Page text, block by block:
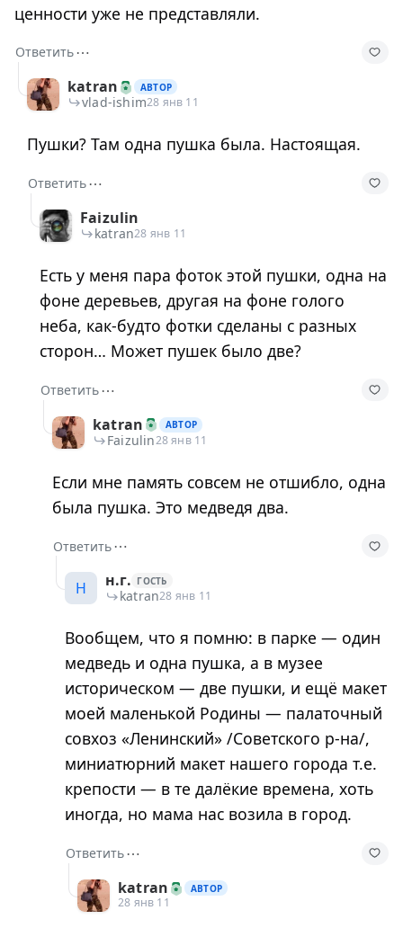
ценности уже не представляли.
Ответить⋯
katran
АВТОР
vlad-ishim28 янв 11
Пушки? Там одна пушка была. Настоящая.
Ответить⋯
Faizulin
katran28 янв 11
Есть у меня пара фоток этой пушки, одна на
фоне деревьев, другая на фоне голого
неба, как-будто фотки сделаны с разных
сторон… Может пушек было две?
Ответить⋯
katran
АВТОР
Faizulin28 янв 11
Если мне память совсем не отшибло, одна
была пушка. Это медведя два.
Ответить⋯
Н н.г. ГОСТЬ
katran28 янв 11
Вообщем, что я помню: в парке — один
медведь и одна пушка, а в музее
историческом — две пушки, и ещё макет
моей маленькой Родины — палаточный
совхоз «Ленинский» /Советского р-на/,
миниатюрний макет нашего города т.е.
крепости — в те далёкие времена, хоть
иногда, но мама нас возила в город.
Ответить⋯
katran
АВТОР
28 янв 11